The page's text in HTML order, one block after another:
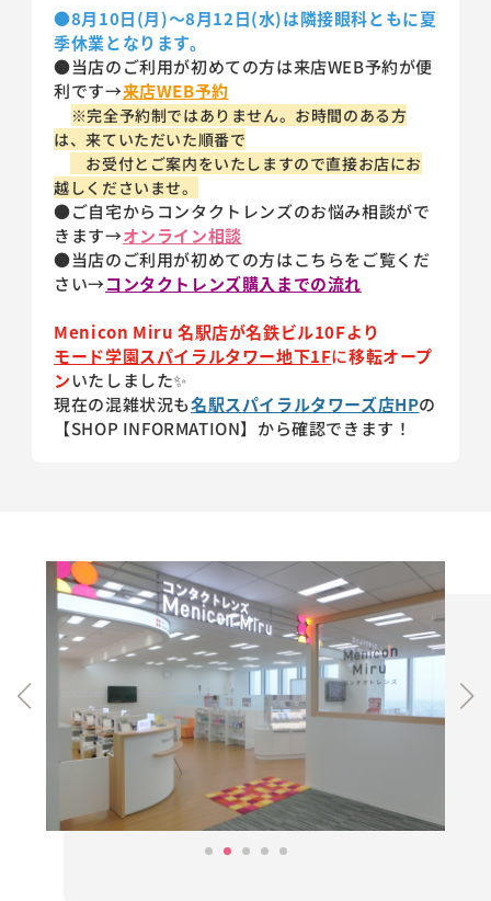
●8月10日(月)～8月12日(水)は隣接眼科ともに夏
季休業となります。
●当店のご利用が初めての方は来店WEB予約が便
利です→来店WEB予約
※完全予約制ではありません。お時間のある方
は、来ていただいた順番で
お受付と ご案内をいたしますので直接お店にお
越しくださいませ。
●ご自宅からコンタクトレンズのお悩み相談がで
きます→オンライン相談
●当店のご利用が初めての方はこちらをご覧くだ
さい→コンタクトレンズ購入までの流れ
Menicon Miru 名駅店が名鉄ビル10Fより
モード学園スパイラルタワー地下1Fに移転オープ
ンいたしました✨
現在の混雑状況も名駅スパイラルタワーズ店HPの
【SHOP INFORMATION】から確認できます！